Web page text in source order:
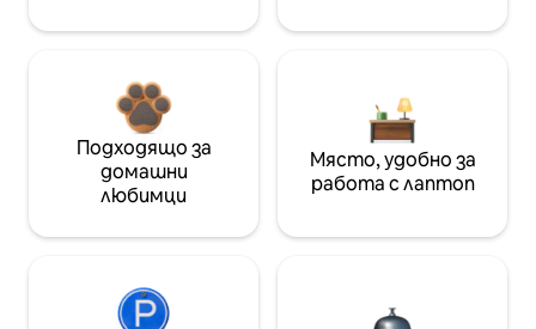
Подходящо за
домашни
любимци
Място, удобно за
работа с лаптоп